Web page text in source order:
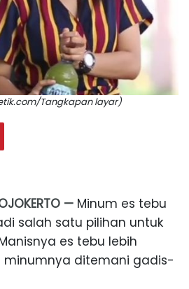
Tangkapan layar)
— Minum es tebu
salah satu pilihan untuk
es tebu lebih
minumnya ditemani gadis-